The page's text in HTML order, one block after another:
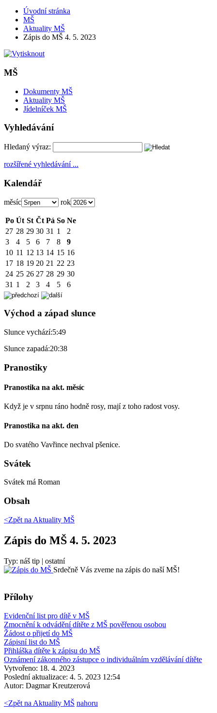
Úvodní stránka
MŠ
Aktuality MŠ
Zápis do MŠ 4. 5. 2023
MŠ
Dokumenty MŠ
Aktuality MŠ
Jídelníček MŠ
Vyhledávání
Hledaný výraz:
rozšířené vyhledávání ...
Kalendář
měsíc rok
Po Út St Čt Pá So Ne
27 28 29 30 31 1
2
3
4 5 6 7 8
9
10 11 12 13 14 15 16
17 18 19 20 21 22 23
24 25 26 27 28 29 30
31 1 2 3 4 5 6
Východ a západ slunce
Slunce vychází:5:49
Slunce zapadá:20:38
Pranostiky
Pranostika na akt. měsíc
Když je v srpnu ráno hodně rosy, mají z toho radost vosy.
Pranostika na akt. den
Do svatého Vavřince nechval pšenice.
Svátek
Svátek má Roman
Obsah
<Zpět na Aktuality MŠ
Zápis do MŠ 4. 5. 2023
Typ: náš tip | ostatní
Srdečně Vás zveme na zápis do naší MŠ!
Přílohy
Evidenční list pro dítě v MŠ
Zmocnění k odvádění dítěte z MŠ pověřenou osobou
Žádost o přijetí do MŠ
Zápisní list do MŠ
Přihláška dítěte k zápisu do MŠ
Oznámení zákonného zástupce o individuálním vzdělávání dítěte
Vytvořeno: 18. 4. 2023
Poslední aktualizace: 4. 5. 2023 12:54
Autor: Dagmar Kreutzerová
<Zpět na Aktuality MŠ nahoru